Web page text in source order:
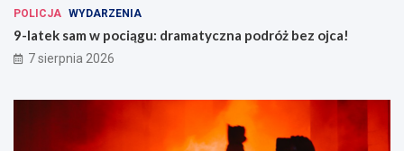
POLICJA WYDARZENIA
9-latek sam w pociągu: dramatyczna podróż bez ojca!
7 sierpnia 2026